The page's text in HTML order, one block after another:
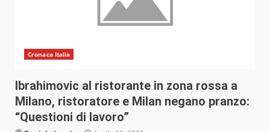
Cronaca Italia
Ibrahimovic al ristorante in zona rossa a
Milano, ristoratore e Milan negano pranzo:
“Questioni di lavoro”